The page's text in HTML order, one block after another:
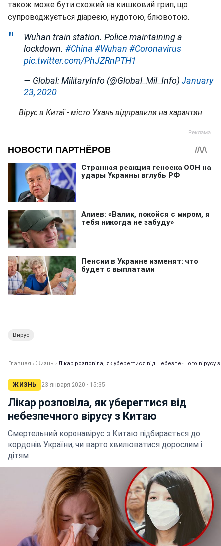
також може бути схожий на кишковий грип, що
супроводжується діареєю, нудотою, блювотою.
Wuhan train station. Police maintaining a
lockdown. #China #Wuhan #Coronavirus
pic.twitter.com/PhJZRnPTH1
— Global: MilitaryInfo (@Global_Mil_Info) January
23, 2020
Вірус в Китаї - місто Ухань відправили на карантин
Вирус
Главная › Жизнь › Лікар розповіла, як уберегтися від небезпечного вірусу
ЖИЗНЬ 23 января 2020 · 15:35
Лікар розповіла, як уберегтися від
небезпечного вірусу з Китаю
Смертельний коронавірус з Китаю підбирається до
кордонів України, чи варто хвилюватися дорослим і
дітям